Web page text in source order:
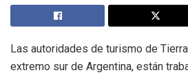
Las autoridades de turismo de
extremo sur de Argentina, están